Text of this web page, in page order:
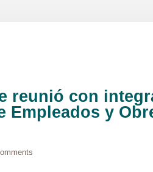
reunió con
Empleados y